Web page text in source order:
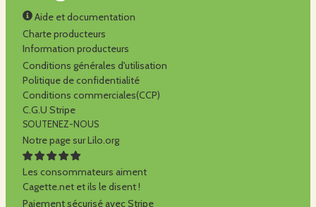
Aide et documentation
Charte producteurs
Information producteurs
Conditions générales d'utilisation
Politique de confidentialité
Conditions commerciales(CCP)
C.G.U Stripe
SOUTENEZ-NOUS
Notre page sur Lilo.org
Les consommateurs aiment
Cagette.net et ils le disent !
Paiement sécurisé avec Stripe